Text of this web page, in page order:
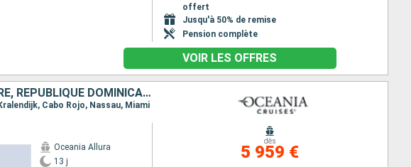
offert
Jusqu'à 50% de remise
Pension complète
VOIR LES OFFRES
ÉTATS-UNIS, CAÏMANS (ÎLES), JAMAÏQUE, ARUBA, BONAIRE, RÉPUBLIQUE DOMINICAINE, BAHAMAS
Cabo Rojo, Nassau, Miami
Oceania Allura
13 j
dès
5 959 €